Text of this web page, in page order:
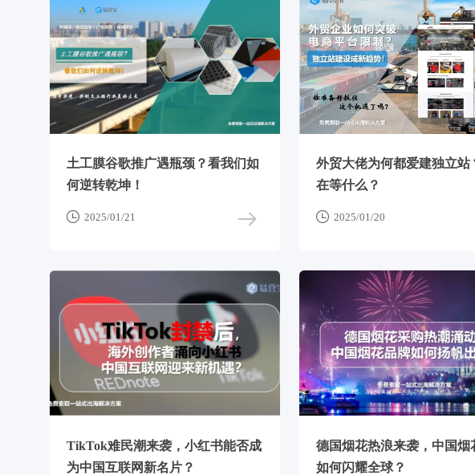
土工膜谷歌推广遇瓶颈？看我们如
何逆转乾坤！
 2025/01/21
外贸大佬为何都爱建独立站
在等什么？
 2025/01/20
TikTok难民潮来袭，小红书能否成
为中国互联网新名片？
德国烟花热浪来袭，中国烟
如何闪耀全球？